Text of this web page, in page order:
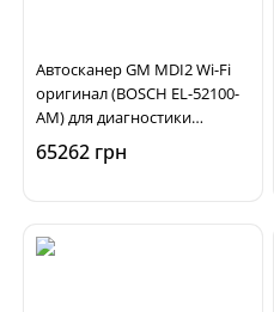
Автосканер GM MDI2 Wi-Fi
оригинал (BOSCH EL-52100-
AM) для диагностики
автомобилей Opel,
Chevrolet, Buick
65262 грн